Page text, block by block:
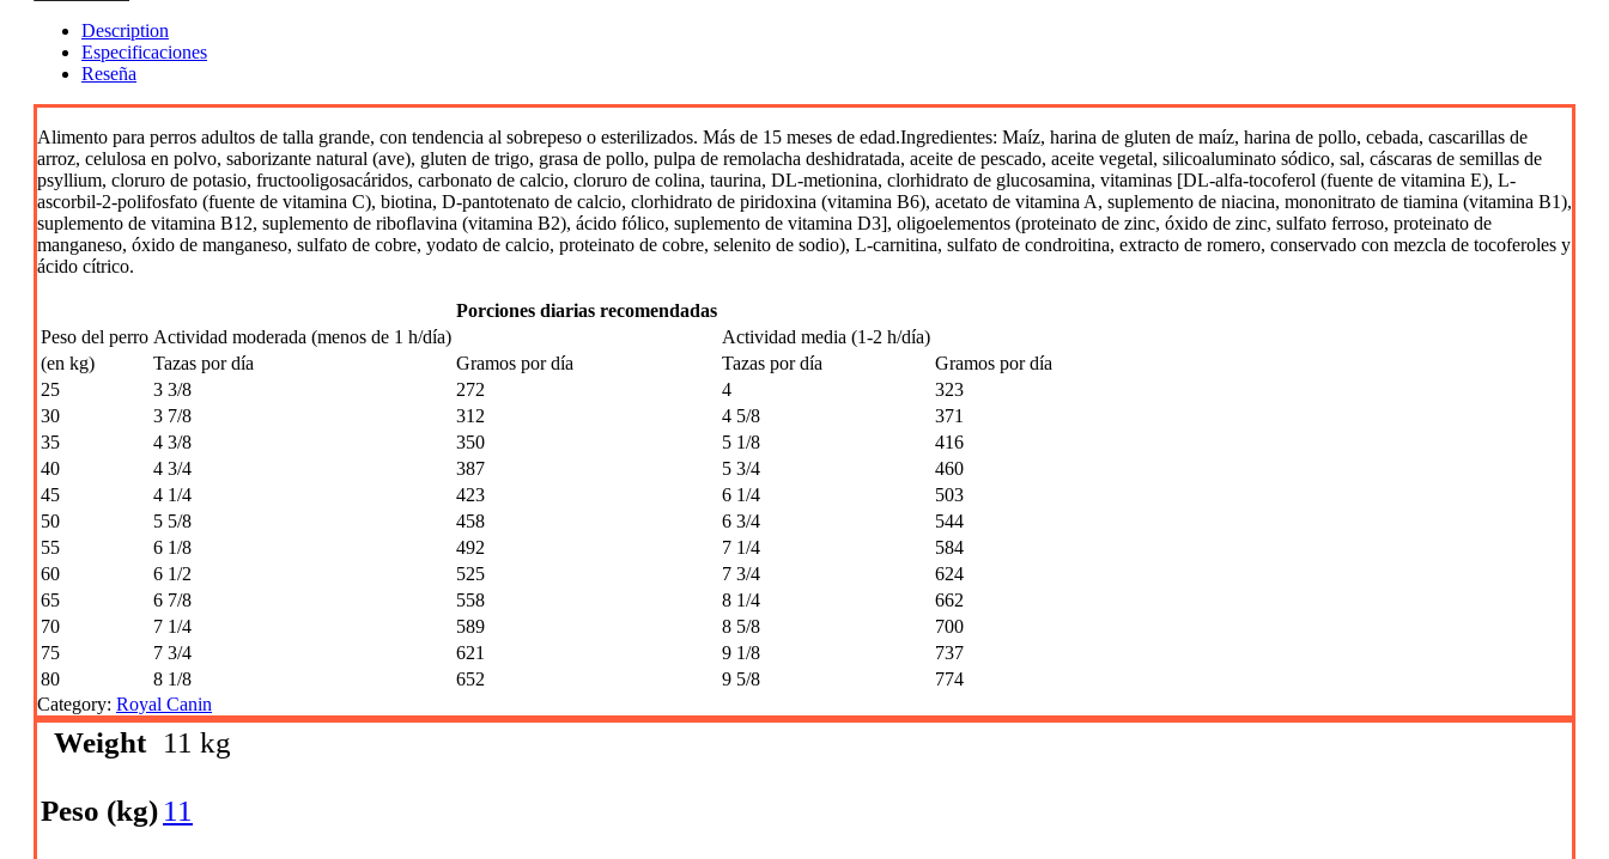
Description
Especificaciones
Reseña
Alimento para perros adultos de talla grande, con tendencia al sobrepeso o esterilizados. Más de 15 meses de edad.Ingredientes: Maíz, harina de gluten de maíz, harina de pollo, cebada, cascarillas de
arroz, celulosa en polvo, saborizante natural (ave), gluten de trigo, grasa de pollo, pulpa de remolacha deshidratada, aceite de pescado, aceite vegetal, silicoaluminato sódico, sal, cáscaras de semillas de
psyllium, cloruro de potasio, fructooligosacáridos, carbonato de calcio, cloruro de colina, taurina, DL-metionina, clorhidrato de glucosamina, vitaminas [DL-alfa-tocoferol (fuente de vitamina E), L-
ascorbil-2-polifosfato (fuente de vitamina C), biotina, D-pantotenato de calcio, clorhidrato de piridoxina (vitamina B6), acetato de vitamina A, suplemento de niacina, mononitrato de tiamina (vitamina B1),
suplemento de vitamina B12, suplemento de riboflavina (vitamina B2), ácido fólico, suplemento de vitamina D3], oligoelementos (proteinato de zinc, óxido de zinc, sulfato ferroso, proteinato de
manganeso, óxido de manganeso, sulfato de cobre, yodato de calcio, proteinato de cobre, selenito de sodio), L-carnitina, sulfato de condroitina, extracto de romero, conservado con mezcla de tocoferoles y
ácido cítrico.
Porciones diarias recomendadas
Peso del perro Actividad moderada (menos de 1 h/día)
Actividad media (1-2 h/día)
(en kg)
Tazas por día Gramos por día Tazas por día
Gramos por día
25
3 3/8 272 4
323
30
3 7/8 312 4 5/8
371
35
4 3/8 350 5 1/8
416
40
4 3/4 387 5 3/4
460
45
4 1/4 423 6 1/4
503
50
5 5/8 458 6 3/4
544
55
6 1/8 492 7 1/4
584
60
6 1/2 525 7 3/4
624
65
6 7/8 558 8 1/4
662
70
7 1/4 589 8 5/8
700
75
7 3/4 621 9 1/8
737
80
8 1/8 652 9 5/8
774
Category: Royal Canin
Weight 11 kg
Peso (kg) 11